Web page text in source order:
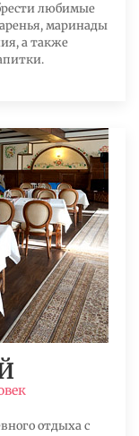
любимые
маринады
а также
отдыха с